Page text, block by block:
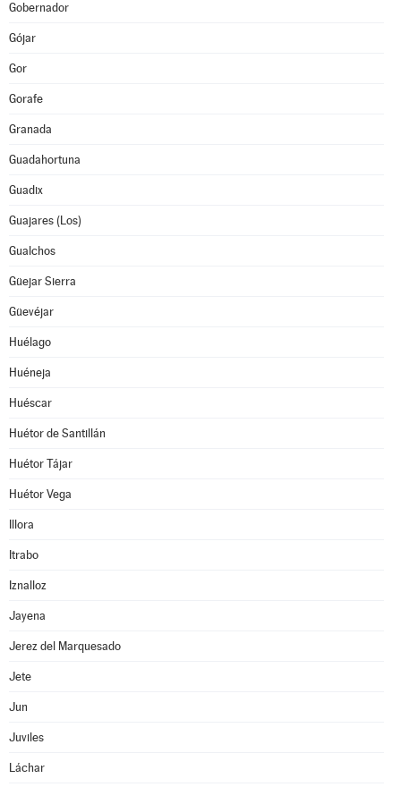
Gobernador
Gójar
Gor
Gorafe
Granada
Guadahortuna
Guadix
Guajares (Los)
Gualchos
Güejar Sierra
Güevéjar
Huélago
Huéneja
Huéscar
Huétor de Santillán
Huétor Tájar
Huétor Vega
Illora
Itrabo
Iznalloz
Jayena
Jerez del Marquesado
Jete
Jun
Juviles
Láchar